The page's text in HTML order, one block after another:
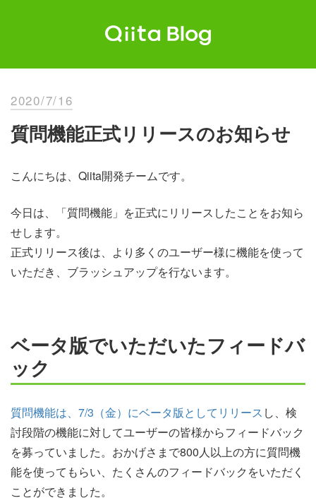
2020/7/16
質問機能正式リリースのお知らせ
こんにちは、Qiita開発チームです。
今日は、「質問機能」を正式にリリースしたことをお知ら
せします。
正式リリース後は、より多くのユーザー様に機能を使って
いただき、ブラッシュアップを行ないます。
ベータ版でいただいたフィードバ
ック
質問機能は、7/3（金）にベータ版としてリリース し、検
討段階の機能に対してユーザーの皆様からフィードバック
を募っていました。おかげさまで800人以上の方に質問機
能を使ってもらい、たくさんのフィードバックをいただく
ことができました。